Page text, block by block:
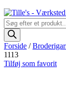
Products
search
Forside /
1113
Tilføj som favorit